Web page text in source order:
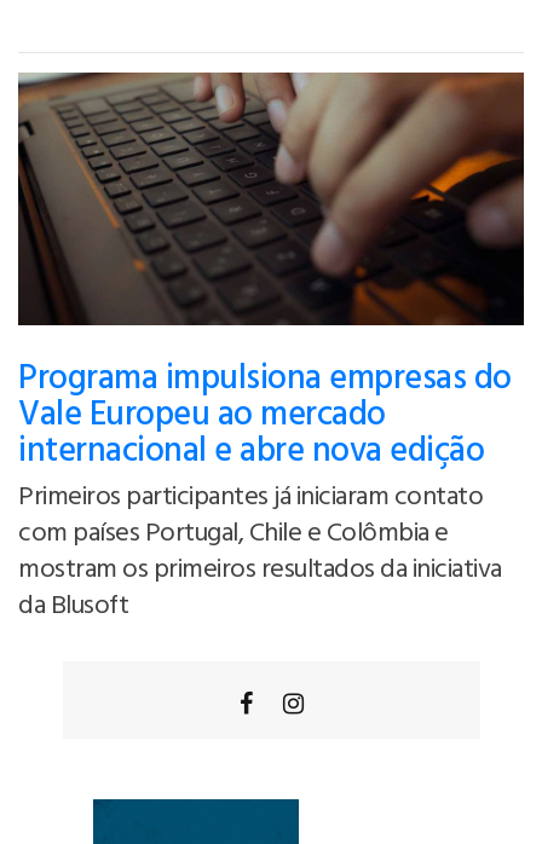
Programa impulsiona empresas do
Vale Europeu ao mercado
internacional e abre nova edição
Primeiros participantes já iniciaram contato
com países Portugal, Chile e Colômbia e
mostram os primeiros resultados da iniciativa
da Blusoft